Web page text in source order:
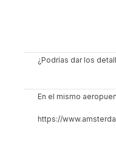
¿Podrías dar los
En el mismo
https://